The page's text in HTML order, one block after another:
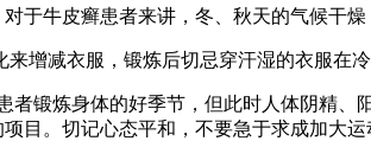
于牛皮癣患者来讲，冬、秋天的气候干
增减衣服，锻炼后切忌穿汗湿的衣服在
者锻炼身体的好季节，但此时人体阴精
目。切记心态平和，不要急于求成加大运